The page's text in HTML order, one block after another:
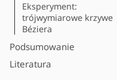
Eksperyment:
trójwymiarowe krzywe
Béziera
Podsumowanie
Literatura